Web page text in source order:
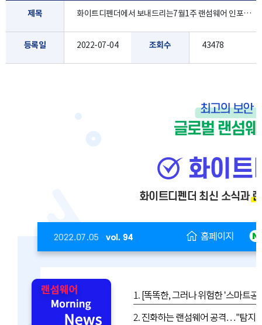
제목 화이트디펜더에서 보내드리는7월1주 랜섬웨어 인포 레터 입니다.
등록일 2022-07-04 조회수 43478